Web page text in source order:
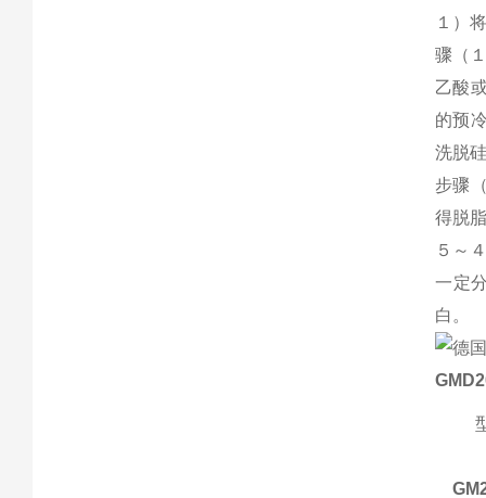
１）
骤（
乙酸
的预
洗脱
步骤
得脱
５～
一定
白。